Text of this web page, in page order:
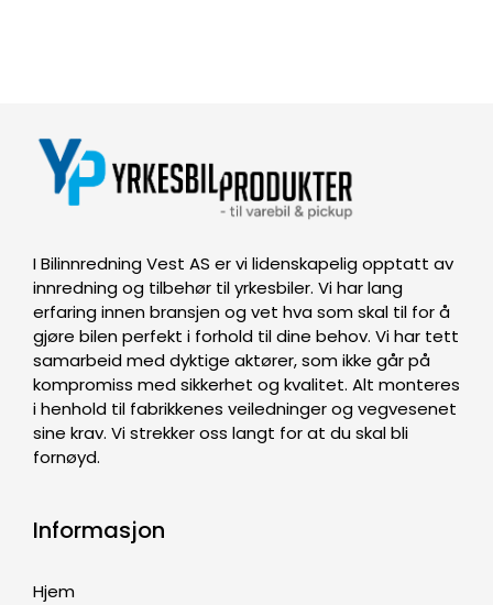
I Bilinnredning Vest AS er vi lidenskapelig opptatt av
innredning og tilbehør til yrkesbiler. Vi har lang
erfaring innen bransjen og vet hva som skal til for å
gjøre bilen perfekt i forhold til dine behov. Vi har tett
samarbeid med dyktige aktører, som ikke går på
kompromiss med sikkerhet og kvalitet. Alt monteres
i henhold til fabrikkenes veiledninger og vegvesenet
sine krav. Vi strekker oss langt for at du skal bli
fornøyd.
Informasjon
Hjem